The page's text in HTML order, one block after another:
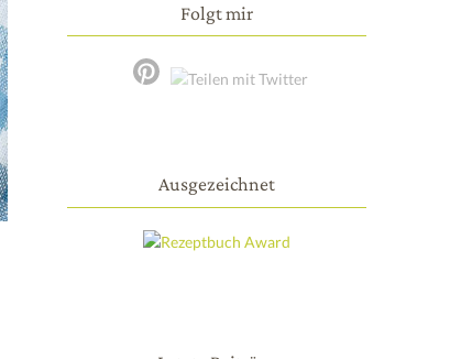
Folgt mir
Ausgezeichnet